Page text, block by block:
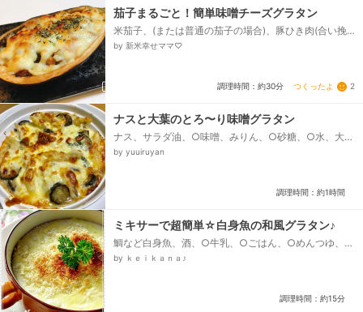
茄子まるごと！簡単味噌チーズグラタン
米茄子、(または普通の茄子の場合)、豚ひき肉(合い挽
き肉でもOK)、ミニトマト、●味噌、砂糖、酒、●牛
by 新米幸せママ♡
調理時間：約30分 つくったよ 2
ナスと大葉のとろ〜り味噌グラタン
ナス、サラダ油、○味噌、みりん、○砂糖、○水、大
葉、マカロニ、ホワイトソース、ピザ用チーズ
by yuuiruyan
調理時間：約1時間
ミキサーで超簡単☆白身魚の和風グラタン♪
鯛など白身魚、酒、○牛乳、○ごはん、○めんつゆ、ビ
ザ用チーズ、パン粉
by ｋｅｉｋａｎａ♪
調理時間：約15分